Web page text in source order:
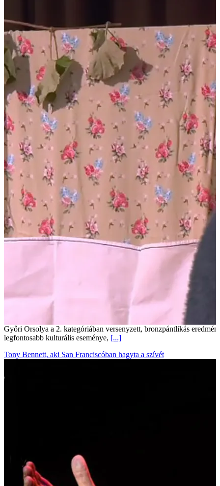
125 éve született Louis Armstrong amerikai jazz-trombitás, énekes,
trombitán, ami ne tőle[...]
I. Csiliz Menti Népmesemondó Fesztivál – Győri Orsolya
Győri Orsolya a 2. kategóriában versenyzett, bronzpántlikás
legfontosabb kulturális eseménye,